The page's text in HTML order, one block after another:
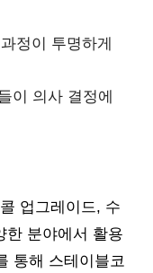
정이 투명하게
이 의사 결정에
업그레이드, 수
한 분야에서 활용
통해 스테이블코